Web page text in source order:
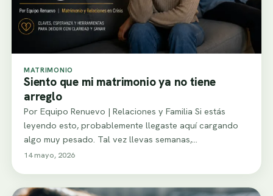
MATRIMONIO
Siento que mi matrimonio ya no tiene
arreglo
Por Equipo Renuevo | Relaciones y Familia Si estás
leyendo esto, probablemente llegaste aquí cargando
algo muy pesado. Tal vez llevas semanas,…
14 mayo, 2026